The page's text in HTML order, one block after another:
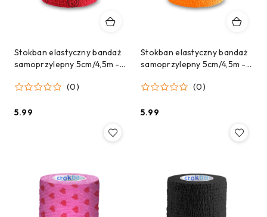
Stokban elastyczny bandaż
samoprzylepny 5cm/4,5m -
(0)
Cena:
5.99
Stokban elastyczny bandaż
samoprzylepny 5cm/4,5m -
(0)
Cena:
5.99